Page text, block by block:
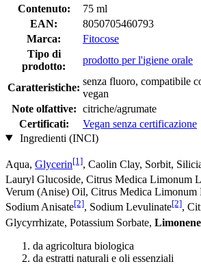
Contenuto:
75 ml
EAN:
8050705460793
Marca:
Fitocose
Tipo di
prodotto:
prodotto per l'igiene orale
Caratteristiche:
senza fluoro, compatibile
vegan
Note olfattive: citriche/agrumate
Certificati:
Vegan senza certificazione
Ingredienti (INCI)
Aqua, Glycerin[1], Caolin Clay, Sorbit,
Lauryl Glucoside, Citrus Medica Limonum
Verum (Anise) Oil, Citrus Medica Limonum
Sodium Anisate[2], Sodium Levulinate[2],
Glycyrrhizate, Potassium Sorbate, Limonene
da agricoltura biologica
da estratti naturali e oli essenziali